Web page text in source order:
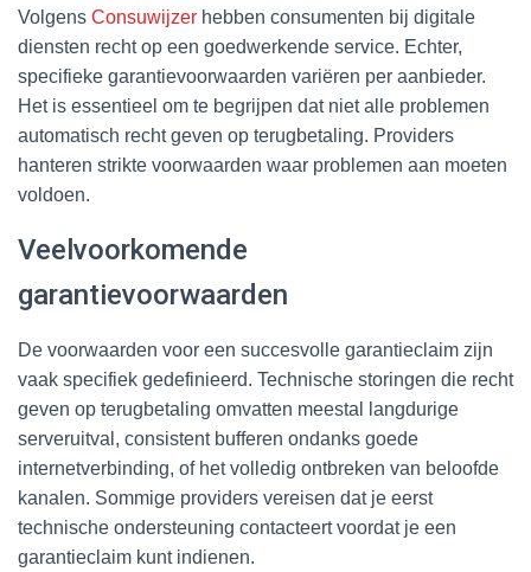
Volgens Consuwijzer hebben consumenten bij digitale
diensten recht op een goedwerkende service. Echter,
specifieke garantievoorwaarden variëren per aanbieder.
Het is essentieel om te begrijpen dat niet alle problemen
automatisch recht geven op terugbetaling. Providers
hanteren strikte voorwaarden waar problemen aan moeten
voldoen.
Veelvoorkomende
garantievoorwaarden
De voorwaarden voor een succesvolle garantieclaim zijn
vaak specifiek gedefinieerd. Technische storingen die recht
geven op terugbetaling omvatten meestal langdurige
serveruitval, consistent bufferen ondanks goede
internetverbinding, of het volledig ontbreken van beloofde
kanalen. Sommige providers vereisen dat je eerst
technische ondersteuning contacteert voordat je een
garantieclaim kunt indienen.